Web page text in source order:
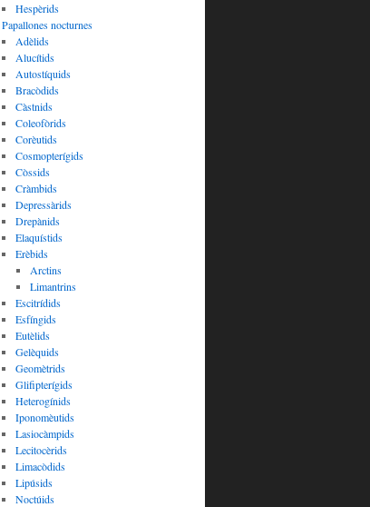
Hespèrids
Papallones nocturnes
Adèlids
Alucítids
Autostíquids
Bracòdids
Càstnids
Coleofòrids
Corèutids
Cosmopterígids
Còssids
Cràmbids
Depressàrids
Drepànids
Elaquístids
Erèbids
Arctins
Limantrins
Escitrídids
Esfíngids
Eutèlids
Gelèquids
Geomètrids
Glifipterígids
Heterogínids
Iponomèutids
Lasiocàmpids
Lecitocèrids
Limacòdids
Lipúsids
Noctúids